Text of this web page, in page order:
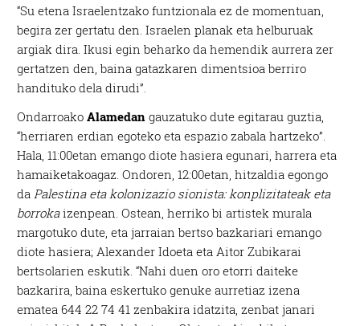
“Su etena Israelentzako funtzionala ez de momentuan,
begira zer gertatu den. Israelen planak eta helburuak
argiak dira. Ikusi egin beharko da hemendik aurrera zer
gertatzen den, baina gatazkaren dimentsioa berriro
handituko dela dirudi”.
OndarroakoAlamedan gauzatuko dute egitarau guztia,
“herriaren erdian egoteko eta espazio zabala hartzeko”.
Hala, 11:00etan emango diote hasiera egunari, harrera eta
hamaiketakoagaz. Ondoren, 12:00etan, hitzaldia egongo
daPalestina eta kolonizazio sionista: konplizitateak eta
borrokaizenpean. Ostean, herriko bi artistek murala
margotuko dute, eta jarraian bertso bazkariari emango
diote hasiera; Alexander Idoeta eta Aitor Zubikarai
bertsolarien eskutik. “Nahi duen oro etorri daiteke
bazkarira, baina eskertuko genuke aurretiaz izena
ematea 644 22 74 41 zenbakira idatzita, zenbat janari